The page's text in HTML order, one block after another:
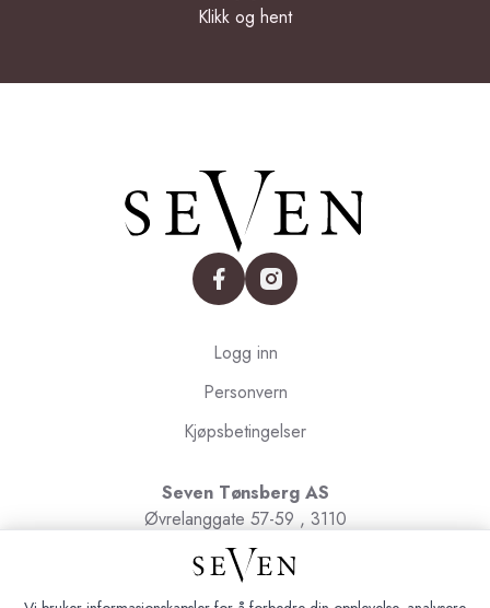
Klikk og hent
facebookinstagram
Logg inn
Personvern
Kjøpsbetingelser
Seven Tønsberg AS
Øvrelanggate 57-59 , 3110
Tønsberg
Org.nr. 991091580